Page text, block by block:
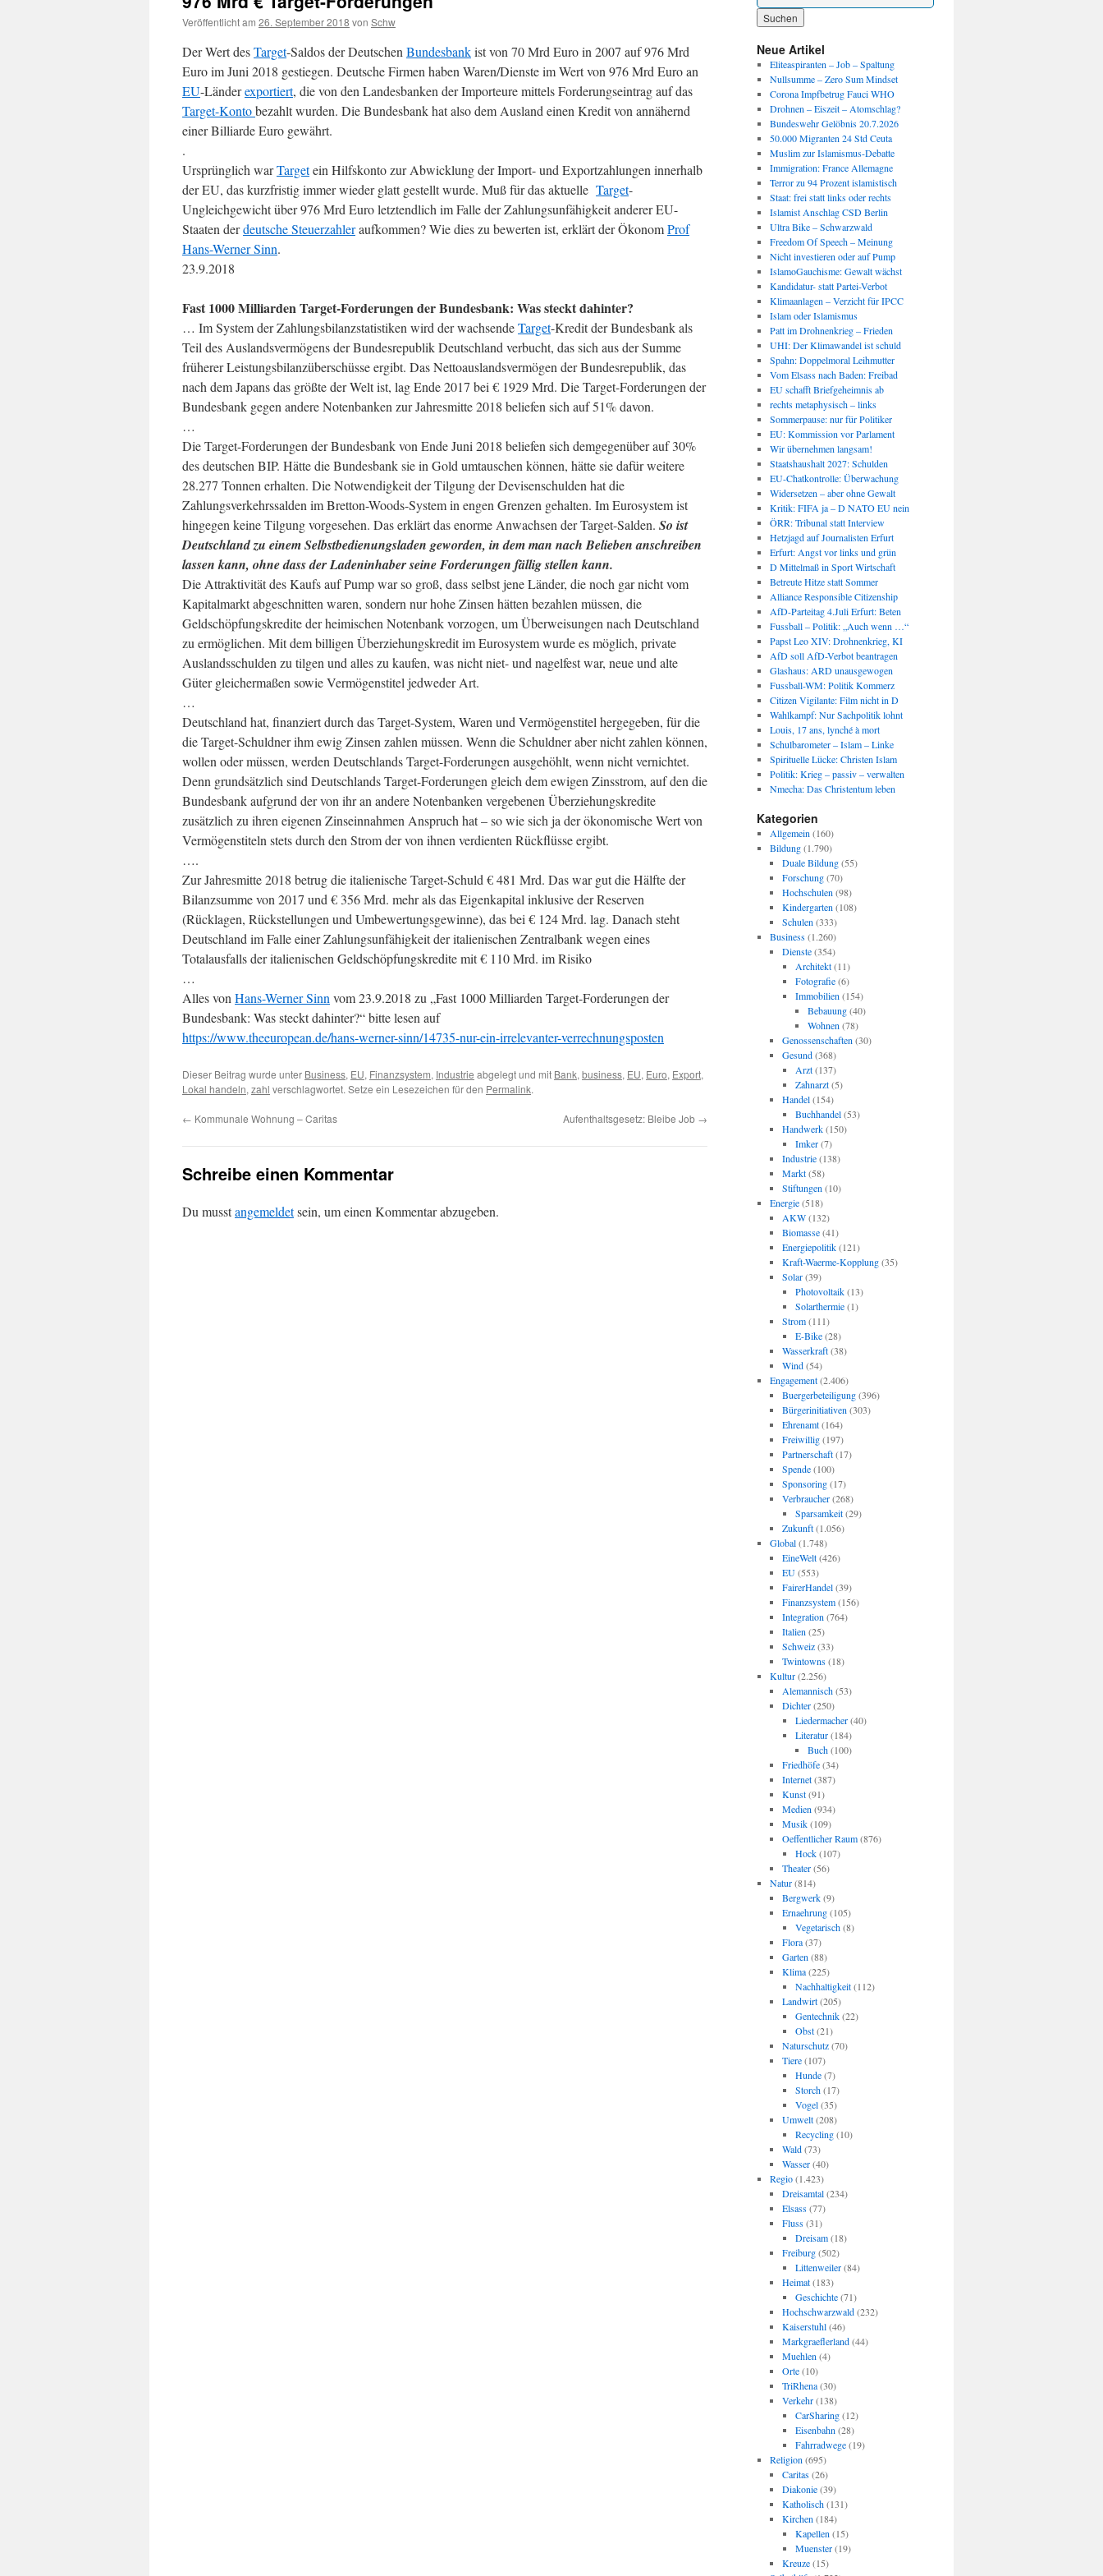
Veröffentlicht am 26. September 2018 von Schw
Der Wert desTarget-Saldos der Deutschen Bundesbankist von 70 Mrd Euro in 2007 auf 976 Mrd
Euro im Juni 2018 gestiegen. Deutsche Firmen haben Waren/Dienste im Wert von 976 Mrd Euro an
EU-Länderexportiert, die von den Landesbanken der Importeure mittels Forderungseintrag auf das
Target-Kontobezahlt wurden. Die Bundesbank hat also dem Ausland einen Kredit von annähernd
einer Billiarde Euro gewährt.
.
Ursprünglich warTargetein Hilfskonto zur Abwicklung der Import- und Exportzahlungen innerhalb
der EU, das kurzfristig immer wieder glatt gestellt wurde. Muß für das aktuelle Target-
Ungleichgewicht über 976 Mrd Euro letztendlich im Falle der Zahlungsunfähigkeit anderer EU-
Staaten derdeutsche Steuerzahleraufkommen? Wie dies zu bewerten ist, erklärt der ÖkonomProf
Hans-Werner Sinn.
23.9.2018
Fast 1000 Milliarden Target-Forderungen der Bundesbank: Was steckt dahinter?
… Im System der Zahlungsbilanzstatistiken wird der wachsendeTarget-Kredit der Bundesbank als
Teil des Auslandsvermögens der Bundesrepublik Deutschland verbucht, das sich aus der Summe
früherer Leistungsbilanzüberschüsse ergibt. Das Nettoauslandsvermögen der Bundesrepublik, das
nach dem Japans das größte der Welt ist, lag Ende 2017 bei € 1929 Mrd. Die Target-Forderungen der
Bundesbank gegen andere Notenbanken zur Jahresmitte 2018 beliefen sich auf 51% davon.
…
Die Target-Forderungen der Bundesbank von Ende Juni 2018 beliefen sich demgegenüber auf 30%
des deutschen BIP. Hätte die Bundesbank sie in Gold umtauschen können, hätte sie dafür weitere
28.277 Tonnen erhalten. Die Notwendigkeit der Tilgung der Devisenschulden hat die
Zahlungsverkehrssalden im Bretton-Woods-System in engen Grenzen gehalten. Im Eurosystem ist
hingegen keine Tilgung vorgesehen. Das erklärt das enorme Anwachsen der Target-Salden. So ist
Deutschland zu einem Selbstbedienungsladen geworden, in dem man nach Belieben anschreiben
lassen kann, ohne dass der Ladeninhaber seine Forderungen fällig stellen kann.
Die Attraktivität des Kaufs auf Pump war so groß, dass selbst jene Länder, die noch gar nicht vom
Kapitalmarkt abgeschnitten waren, sondern nur hohe Zinsen hätten bezahlen müssen, die
Geldschöpfungskredite der heimischen Notenbank vorzogen, um Überweisungen nach Deutschland
zu ermöglichen. Mit dem billigen Überziehungskredit im Eurosystem wurde es möglich, private
Auslandsschulden zu tilgen und alles zu kaufen, was nicht niet- und nagelfest war, neue und alte
Güter gleichermaßen sowie Vermögenstitel jedweder Art.
…
Deutschland hat, finanziert durch das Target-System, Waren und Vermögenstitel hergegeben, für die
die Target-Schuldner ihm ewig Zinsen zahlen müssen. Wenn die Schuldner aber nicht zahlen können,
wollen oder müssen, werden Deutschlands Target-Forderungen ausgehöhlt, wenn nicht vernichtet.
Denn grundsätzlich sind Deutschlands Target-Forderungen gleich dem ewigen Zinsstrom, auf den die
Bundesbank aufgrund der von ihr an andere Notenbanken vergebenen Überziehungskredite
zusätzlich zu ihren eigenen Zinseinnahmen Anspruch hat – so wie sich ja der ökonomische Wert von
Vermögenstiteln stets durch den Strom der von ihnen verdienten Rückflüsse ergibt.
….
Zur Jahresmitte 2018 betrug die italienische Target-Schuld € 481 Mrd. Das war gut die Hälfte der
Bilanzsumme von 2017 und € 356 Mrd. mehr als das Eigenkapital inklusive der Reserven
(Rücklagen, Rückstellungen und Umbewertungsgewinne), das bei € 124 Mrd. lag. Danach steht
Deutschland im Falle einer Zahlungsunfähigkeit der italienischen Zentralbank wegen eines
Totalausfalls der italienischen Geldschöpfungskredite mit € 110 Mrd. im Risiko
…
Alles von Hans-Werner Sinn vom 23.9.2018 zu „Fast 1000 Milliarden Target-Forderungen der
Bundesbank: Was steckt dahinter?“ bitte lesen auf
https://www.theeuropean.de/hans-werner-sinn/14735-nur-ein-irrelevanter-verrechnungsposten
Dieser Beitrag wurde unter Business, EU, Finanzsystem, Industrie abgelegt und mit Bank, business, EU, Euro, Export,
Lokal handeln, zahl verschlagwortet. Setze ein Lesezeichen für den Permalink.
← Kommunale Wohnung – Caritas Aufenthaltsgesetz: Bleibe Job →
Schreibe einen Kommentar
Du musstangemeldetsein, um einen Kommentar abzugeben.
Neue Artikel
Eliteaspiranten – Job – Spaltung
Nullsumme – Zero Sum Mindset
Corona Impfbetrug Fauci WHO
Drohnen – Eiszeit – Atomschlag?
Bundeswehr Gelöbnis 20.7.2026
50.000 Migranten 24 Std Ceuta
Muslim zur Islamismus-Debatte
Immigration: France Allemagne
Terror zu 94 Prozent islamistisch
Staat: frei statt links oder rechts
Islamist Anschlag CSD Berlin
Ultra Bike – Schwarzwald
Freedom Of Speech – Meinung
Nicht investieren oder auf Pump
IslamoGauchisme: Gewalt wächst
Kandidatur- statt Partei-Verbot
Klimaanlagen – Verzicht für IPCC
Islam oder Islamismus
Patt im Drohnenkrieg – Frieden
UHI: Der Klimawandel ist schuld
Spahn: Doppelmoral Leihmutter
Vom Elsass nach Baden: Freibad
EU schafft Briefgeheimnis ab
rechts metaphysisch – links
Sommerpause: nur für Politiker
EU: Kommission vor Parlament
Wir übernehmen langsam!
Staatshaushalt 2027: Schulden
EU-Chatkontrolle: Überwachung
Widersetzen – aber ohne Gewalt
Kritik: FIFA ja – D NATO EU nein
ÖRR: Tribunal statt Interview
Hetzjagd auf Journalisten Erfurt
Erfurt: Angst vor links und grün
D Mittelmaß in Sport Wirtschaft
Betreute Hitze statt Sommer
Alliance Responsible Citizenship
AfD-Parteitag 4.Juli Erfurt: Beten
Fussball – Politik: „Auch wenn …“
Papst Leo XIV: Drohnenkrieg, KI
AfD soll AfD-Verbot beantragen
Glashaus: ARD unausgewogen
Fussball-WM: Politik Kommerz
Citizen Vigilante: Film nicht in D
Wahlkampf: Nur Sachpolitik lohnt
Louis, 17 ans, lynché à mort
Schulbarometer – Islam – Linke
Spirituelle Lücke: Christen Islam
Politik: Krieg – passiv – verwalten
Nmecha: Das Christentum leben
Kategorien
Allgemein (160)
Bildung(1.790)
Duale Bildung(55)
Forschung(70)
Hochschulen (98)
Kindergarten (108)
Schulen (333)
Business(1.260)
Dienste(354)
Architekt(11)
Fotografie(6)
Immobilien (154)
Bebauung(40)
Wohnen (78)
Genossenschaften (30)
Gesund(368)
Arzt(137)
Zahnarzt(5)
Handel(154)
Buchhandel(53)
Handwerk(150)
Imker(7)
Industrie(138)
Markt(58)
Stiftungen (10)
Energie(518)
AKW(132)
Biomasse(41)
Energiepolitik(121)
Kraft-Waerme-Kopplung(35)
Solar(39)
Photovoltaik(13)
Solarthermie(1)
Strom(111)
E-Bike(28)
Wasserkraft(38)
Wind(54)
Engagement(2.406)
Buergerbeteiligung(396)
Bürgerinitiativen (303)
Ehrenamt(164)
Freiwillig(197)
Partnerschaft(17)
Spende(100)
Sponsoring(17)
Verbraucher(268)
Sparsamkeit(29)
Zukunft(1.056)
Global(1.748)
EineWelt(426)
EU(553)
FairerHandel(39)
Finanzsystem(156)
Integration (764)
Italien (25)
Schweiz(33)
Twintowns(18)
Kultur(2.256)
Alemannisch(53)
Dichter(250)
Liedermacher(40)
Literatur(184)
Buch(100)
Friedhöfe(34)
Internet(387)
Kunst(91)
Medien (934)
Musik(109)
Oeffentlicher Raum(876)
Hock(107)
Theater(56)
Natur(814)
Bergwerk(9)
Ernaehrung(105)
Vegetarisch(8)
Flora(37)
Garten (88)
Klima(225)
Nachhaltigkeit(112)
Landwirt(205)
Gentechnik(22)
Obst(21)
Naturschutz(70)
Tiere(107)
Hunde(7)
Storch(17)
Vogel(35)
Umwelt(208)
Recycling(10)
Wald(73)
Wasser(40)
Regio(1.423)
Dreisamtal(234)
Elsass(77)
Fluss(31)
Dreisam(18)
Freiburg(502)
Littenweiler(84)
Heimat(183)
Geschichte(71)
Hochschwarzwald(232)
Kaiserstuhl(46)
Markgraeflerland(44)
Muehlen (4)
Orte(10)
TriRhena(30)
Verkehr(138)
CarSharing(12)
Eisenbahn (28)
Fahrradwege(19)
Religion (695)
Caritas(26)
Diakonie(39)
Katholisch(131)
Kirchen (184)
Kapellen (15)
Muenster(19)
Kreuze(15)